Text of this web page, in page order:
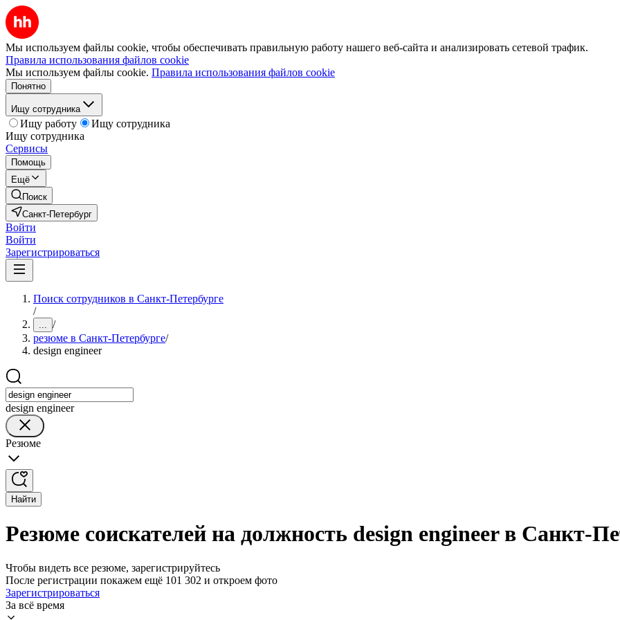
Мы используем файлы cookie, чтобы обеспечивать правильную работу нашего веб-сайта и анализировать сетевой трафик.
Правила использования файлов cookie
Мы используем файлы cookie. Правила использования файлов cookie
Понятно
Ищу сотрудника
Ищу работу
Ищу сотрудника
Ищу сотрудника
Сервисы
Помощь
Ещё
Поиск
Санкт-Петербург
Войти
Войти
Зарегистрироваться
Поиск сотрудников в Санкт-Петербурге
/
... /
резюме в Санкт-Петербурге/
design engineer
design engineer
Резюме
Найти
Резюме соискателей на должность design engineer в Санкт-
Чтобы видеть все резюме, зарегистрируйтесь
После регистрации покажем ещё 101 302 и откроем фото
Зарегистрироваться
За всё время